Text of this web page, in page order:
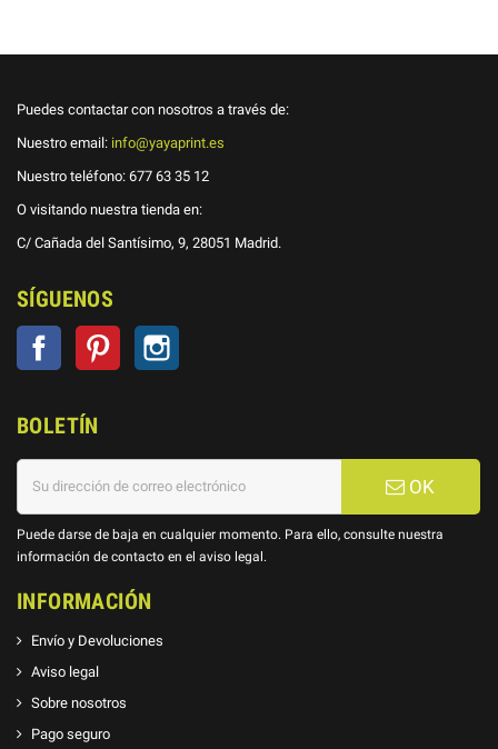
Puedes contactar con nosotros a través de:
Nuestro email: info@yayaprint.es
Nuestro teléfono: 677 63 35 12
O visitando nuestra tienda en:
C/ Cañada del Santísimo, 9, 28051 Madrid.
SÍGUENOS
Facebook Pinterest
BOLETÍN
OK
Puede darse de baja en cualquier momento. Para ello, consulte nuestra
información de contacto en el aviso legal.
INFORMACIÓN
Envío y Devoluciones
Aviso legal
Sobre nosotros
Pago seguro